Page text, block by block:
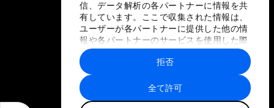
信、データ解析の各パートナーに情報を共
有しています。ここで収集された情報は、
ユーザーが各パートナーに提供した他の情
報や各パートナーのサービスを使用した際
に収集された情報と組み合わされ、各パー
トナーによって使用されることがありま
す。
全て許可
拒否
プライバシーポリシーと利用規約
サイトマップ